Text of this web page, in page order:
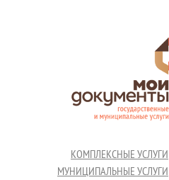
КОМПЛЕКСНЫЕ УСЛУГИ
МУНИЦИПАЛЬНЫЕ УСЛУГИ